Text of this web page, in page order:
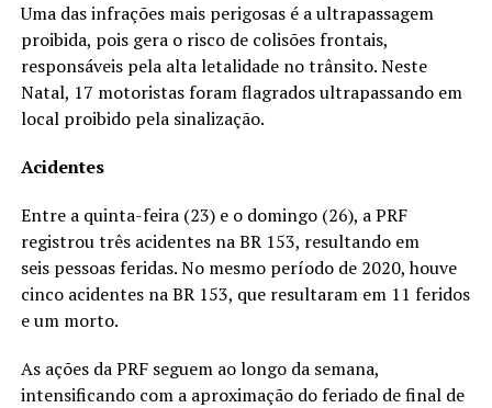
Uma das infrações mais perigosas é a ultrapassagem
proibida, pois gera o risco de colisões frontais,
responsáveis pela alta letalidade no trânsito. Neste
Natal, 17 motoristas foram flagrados ultrapassando em
local proibido pela sinalização.
Acidentes
Entre a quinta-feira (23) e o domingo (26), a PRF
registrou três acidentes na BR 153, resultando em
seis pessoas feridas. No mesmo período de 2020, houve
cinco acidentes na BR 153, que resultaram em 11 feridos
e um morto.
As ações da PRF seguem ao longo da semana,
intensificando com a aproximação do feriado de final de